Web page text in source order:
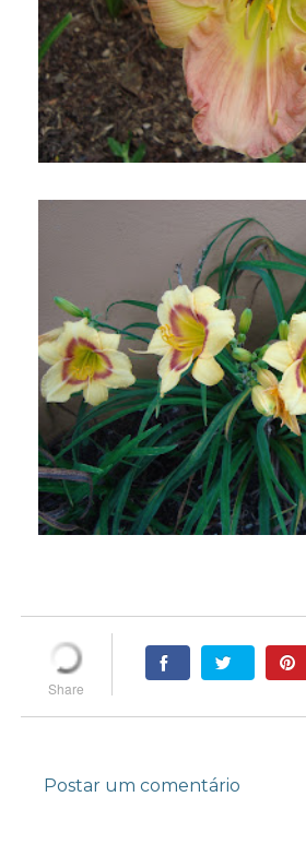
Postar um comentário